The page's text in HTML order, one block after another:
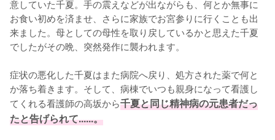
意していた千夏。手の震えなどが出ながらも、何とか無事に
お食い初めを済ませ、さらに家族でお宮参りに行くことも出
来ました。母としての母性を取り戻しているかと思えた千夏
でしたがその晩、突然発作に襲われます。
症状の悪化した千夏はまた病院へ戻り、処方された薬で何と
か落ち着きます。そして、病棟でいつも親身になって看護し
てくれる看護師の高坂から千夏と同じ精神病の元患者だっ
たと告げられて......。